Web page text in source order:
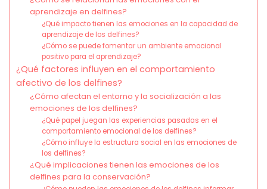
aprendizaje en delfines?
¿Qué impacto tienen las emociones en la capacidad de
aprendizaje de los delfines?
¿Cómo se puede fomentar un ambiente emocional
positivo para el aprendizaje?
¿Qué factores influyen en el comportamiento
afectivo de los delfines?
¿Cómo afectan el entorno y la socialización a las
emociones de los delfines?
¿Qué papel juegan las experiencias pasadas en el
comportamiento emocional de los delfines?
¿Cómo influye la estructura social en las emociones de
los delfines?
¿Qué implicaciones tienen las emociones de los
delfines para la conservación?